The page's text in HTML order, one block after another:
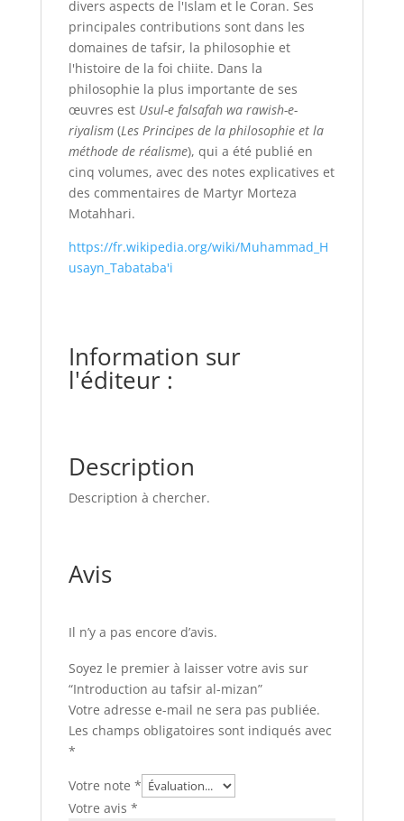
divers aspects de l'Islam et le Coran. Ses
principales contributions sont dans les
domaines de tafsir, la philosophie et
l'histoire de la foi chiite. Dans la
philosophie la plus importante de ses
œuvres est Usul-e falsafah wa rawish-e-
riyalism(Les Principes de la philosophie et la
méthode de réalisme), qui a été publié en
cinq volumes, avec des notes explicatives et
des commentaires de Martyr Morteza
Motahhari.
https://fr.wikipedia.org/wiki/Muhammad_H
usayn_Tabataba'i
Information sur
l'éditeur :
Description
Description à chercher.
Avis
Il n’y a pas encore d’avis.
Soyez le premier à laisser votre avis sur
“Introduction au tafsir al-mizan”
Votre adresse e-mail ne sera pas publiée.
Les champs obligatoires sont indiqués avec
*
Votre note *
Votre avis *